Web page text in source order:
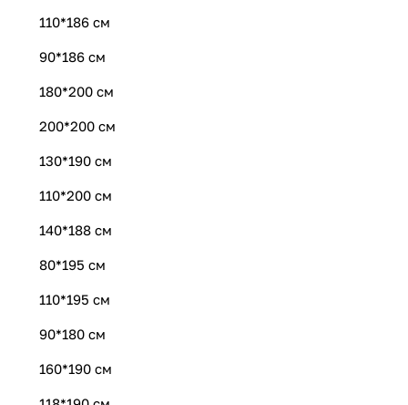
110*186 см
90*186 см
180*200 см
200*200 см
130*190 см
110*200 см
140*188 см
80*195 см
110*195 см
90*180 см
160*190 см